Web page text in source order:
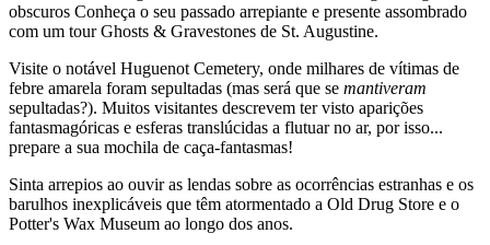
obscuros Conheça o seu passado arrepiante e presente assombrado
com um tour Ghosts & Gravestones de St. Augustine.
Visite o notável Huguenot Cemetery, onde milhares de vítimas de
febre amarela foram sepultadas (mas será que se mantiveram
sepultadas?). Muitos visitantes descrevem ter visto aparições
fantasmagóricas e esferas translúcidas a flutuar no ar, por isso...
prepare a sua mochila de caça-fantasmas!
Sinta arrepios ao ouvir as lendas sobre as ocorrências estranhas e os
barulhos inexplicáveis que têm atormentado a Old Drug Store e o
Potter's Wax Museum ao longo dos anos.